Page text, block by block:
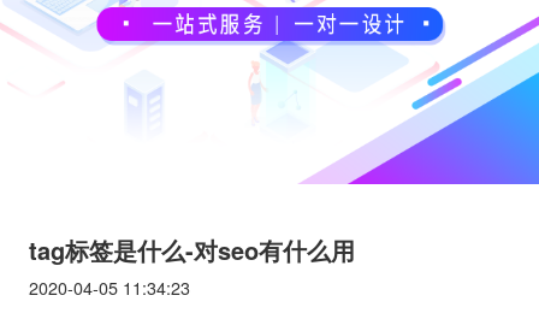
关于我们
tag标签是什么-对seo有什么用
2020-04-05 11:34:23